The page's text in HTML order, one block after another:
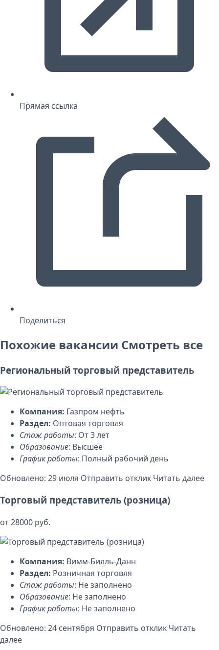
Прямая ссылка
Поделиться
Похожие вакансии Смотреть все
Региональный торговый представитель
Компания: Газпром нефть
Раздел: Оптовая торговля
Стаж работы: От 3 лет
Образование: Высшее
График работы: Полный рабочий день
Обновлено: 29 июля Отправить отклик Читать далее
Торговый представитель (розница)
от 28000 руб.
Компания: Вимм-Билль-Данн
Раздел: Розничная торговля
Стаж работы: Не заполнено
Образование: Не заполнено
График работы: Не заполнено
Обновлено: 24 сентября Отправить отклик Читать
далее